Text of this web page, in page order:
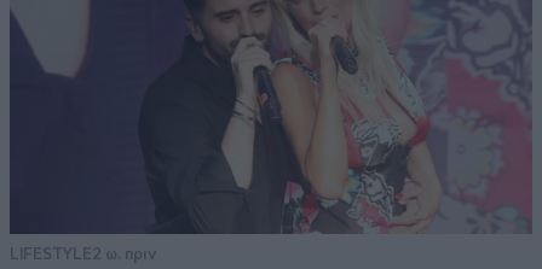
LIFESTYLE2 ω. πριν